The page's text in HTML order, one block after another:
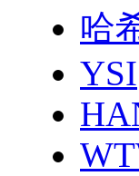
哈
YSI